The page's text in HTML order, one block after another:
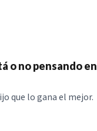
o no pensando en
que lo gana el mejor.